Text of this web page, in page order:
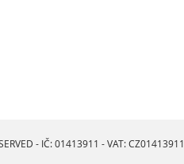
- IČ: 01413911 - VAT: CZ01413911